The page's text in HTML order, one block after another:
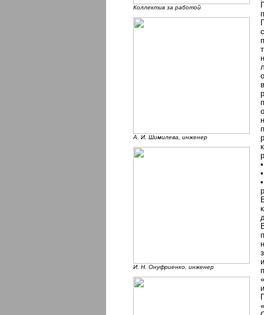
Коллектив за работой
А. И. Шимилева, инженер
И. Н. Онуфриенко, инженер